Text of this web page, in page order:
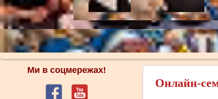
Ми в соцмережах!
Онлайн-